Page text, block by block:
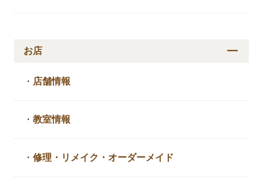
お店
・ 店舗情報
・教室情報
・修理・リメイク・ オーダーメイド